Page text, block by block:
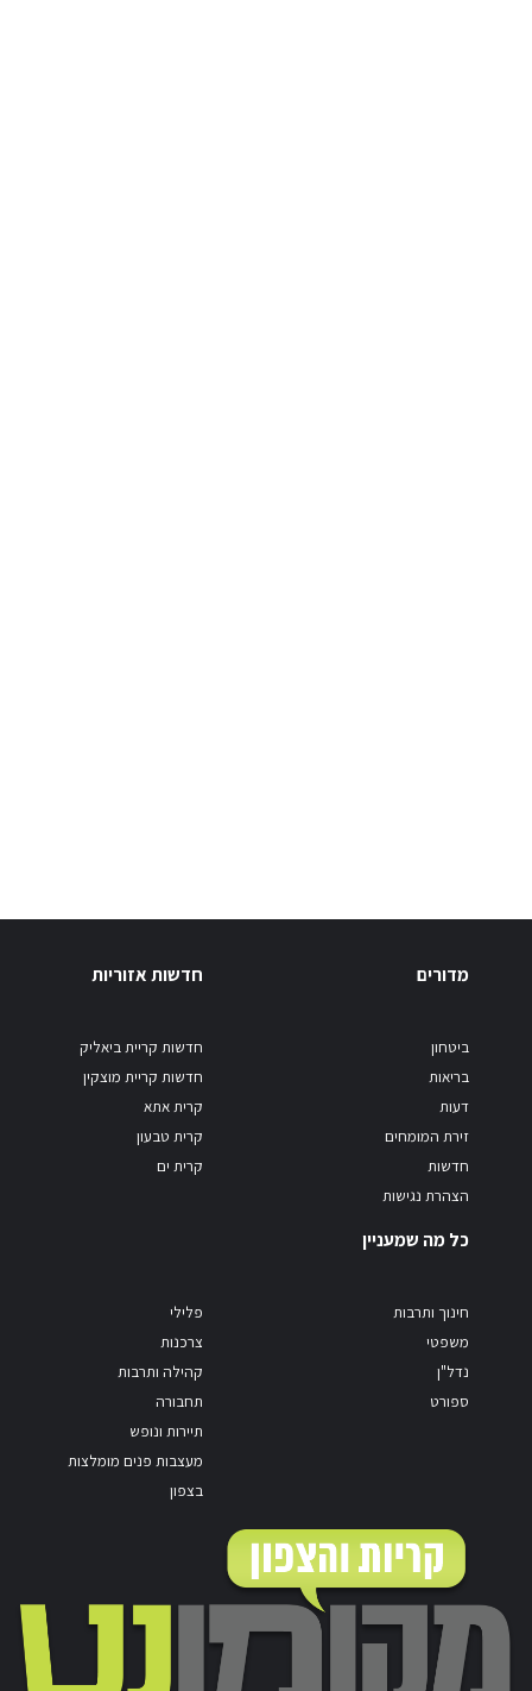
מדורים
ביטחון
בריאות
דעות
זירת המומחים
חדשות
הצהרת נגישות
חדשות אזוריות
חדשות קריית ביאליק
חדשות קריית מוצקין
קרית אתא
קרית טבעון
קרית ים
כל מה שמעניין
חינוך ותרבות
משפטי
נדל"ן
ספורט
פלילי
צרכנות
קהילה ותרבות
תחבורה
תיירות ונופש
מעצבות פנים מומלצות
בצפון